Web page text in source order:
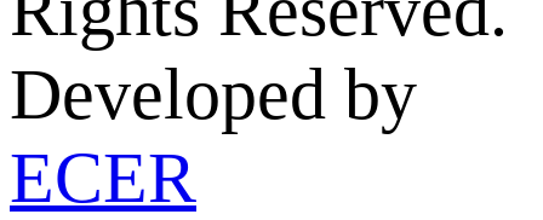
Developed by
ECER